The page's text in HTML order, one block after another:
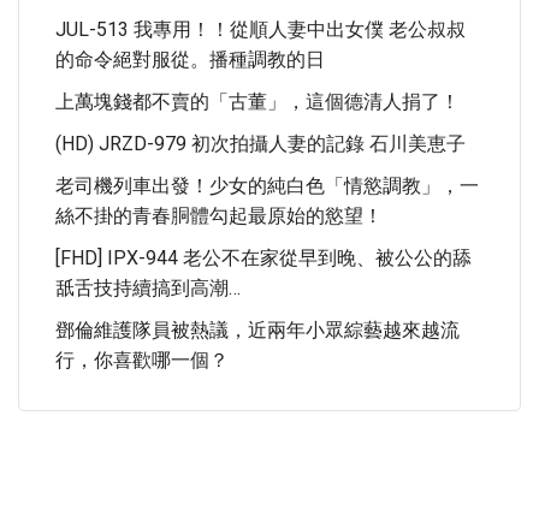
JUL-513 我專用！！從順人妻中出女僕 老公叔叔
的命令絕對服從。播種調教的日
上萬塊錢都不賣的「古董」，這個德清人捐了！
(HD) JRZD-979 初次拍攝人妻的記錄 石川美恵子
老司機列車出發！少女的純白色「情慾調教」，一
絲不掛的青春胴體勾起最原始的慾望！
[FHD] IPX-944 老公不在家從早到晚、被公公的舔
舐舌技持續搞到高潮…
鄧倫維護隊員被熱議，近兩年小眾綜藝越來越流
行，你喜歡哪一個？